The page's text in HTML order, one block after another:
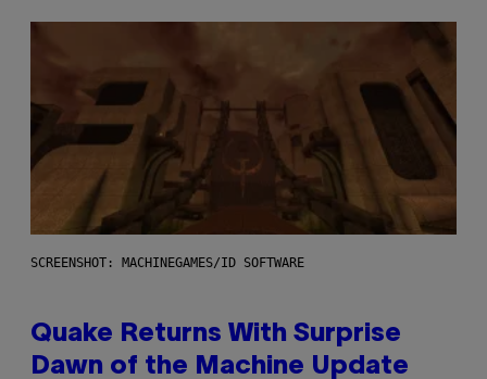
SCREENSHOT: MACHINEGAMES/ID SOFTWARE
Quake Returns With Surprise
Dawn of the Machine Update